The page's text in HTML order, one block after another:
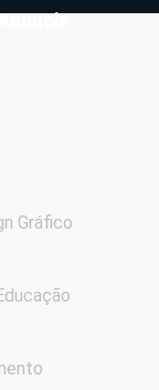
Gráfico